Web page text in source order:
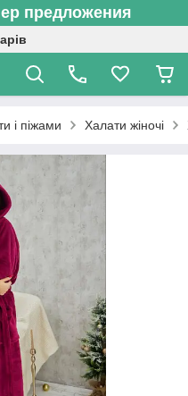
предложения
і піжами Халати жіночі